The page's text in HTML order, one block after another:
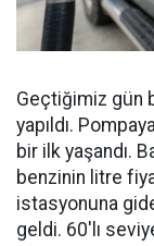
Geçtiğimiz gün
yapıldı.
bir ilk yaşandı.
benzinin litre
istasyonuna
geldi. 60'lı